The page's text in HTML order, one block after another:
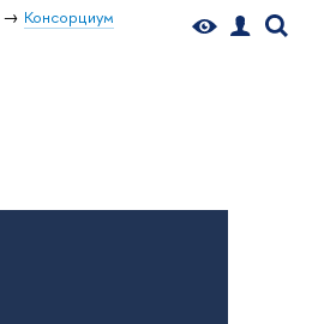
Консорциум